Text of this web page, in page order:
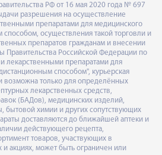
РФ от 16 мая 2020 года № 697
разрешения на осуществление
препаратами для медицинского
осуществления такой торговли и
препаратов гражданам и внесении
Правительства Российской Федерации по
лекарственными препаратами для
способом", курьерская
возможна только для определённых
лекарственных средств,
(БАДов), медицинских изделий,
бытовой химии и других сопутствующих
доставляются до ближайшей аптеки и
действующего рецепта,
товаров, участвующих в
акциях, может быть ограничен или